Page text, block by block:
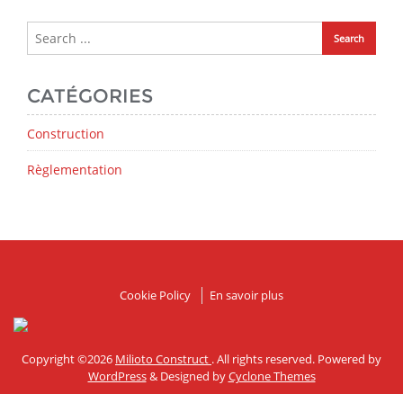
CATÉGORIES
Construction
Règlementation
Cookie Policy En savoir plus
Copyright ©2026 Milioto Construct . All rights reserved. Powered by
WordPress& Designed byCyclone Themes